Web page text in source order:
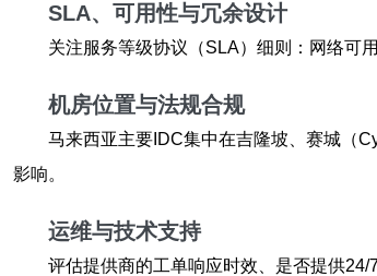
SLA、可用性与冗余设计
关注服务等级协议（SLA）细则：网络可
机房位置与法规合规
马来西亚主要IDC集中在吉隆坡、赛城（
影响。
运维与技术支持
评估提供商的工单响应时效、是否提供